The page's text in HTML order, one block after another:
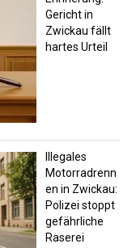
Gericht in
Zwickau fällt
hartes Urteil
Illegales
Motorradrenn
en in Zwickau:
Polizei stoppt
gefährliche
Raserei